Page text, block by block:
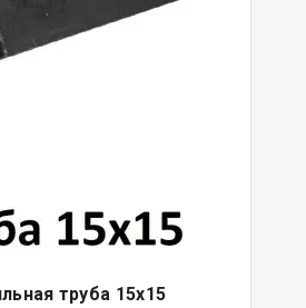
труба 15х15